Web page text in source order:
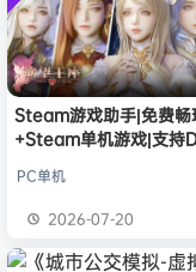
欢迎
普洱 签
欢迎普洱
欢迎
欢迎
Steam游戏助手|免费畅
+Steam单机游戏|支持
PC单机
2026-07-20